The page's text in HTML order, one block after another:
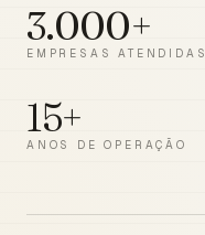
3.000+
EMPRESAS ATENDIDAS
15+
ANOS DE OPERAÇÃO